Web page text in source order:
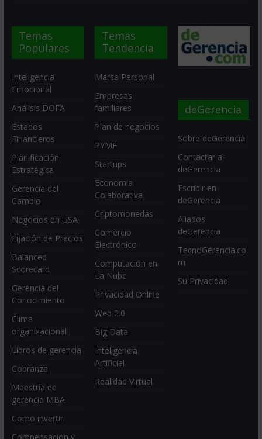
Temas
Populares
Inteligencia
Emocional
Análisis DOFA
Estados
Financieros
Planificación
Estratégica
Gerencia del
Cambio
Negocios en USA
Fijación de Precios
Balanced
Scorecard
Gerencia del
Conocimiento
Clima
organizacional
Libros de gerencia
Cobranza
Maestría de
gerencia MBA
Como invertir
Temas
Tendencia
Marca Personal
Empresas
familiares
Plan de negocios
PYME
Startups
Economia
Colaborativa
Criptomonedas
Comercio
Electrónico
Computación en
La Nube
Privacidad Online
Web 2.0
Big Data
Inteligencia
Artificial
Realidad Virtual
deGerencia
Sobre deGerencia
Contactar a
deGerencia
Escribir en
deGerencia
Aliados
deGerencia
TecnoGerencia.co
m
Su Privacidad